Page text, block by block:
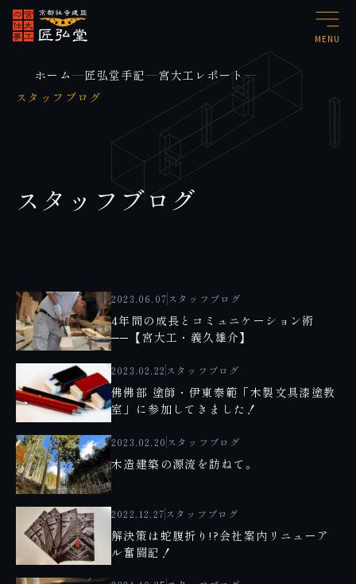
MENU
ホーム 匠弘堂手記
宮大工レポート
スタッフブログ
スタッフブログ
2023.06.07 スタッフブログ
4年間の成長とコミュニケーション術
──【宮大工・義久雄介】
2023.02.22 スタッフブログ
佛佛部 塗師・伊東泰範「木製文具漆塗教
室」に参加してきました！
2023.02.20 スタッフブログ
木造建築の源流を訪ねて。
2022.12.27 スタッフブログ
解決策は蛇腹折り!?会社案内リニューア
ル奮闘記！